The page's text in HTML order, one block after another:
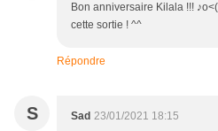
Bon anniversaire Kilala !!!
cette sortie ! ^^
Répondre
S Sad 23/01/2021 18:15